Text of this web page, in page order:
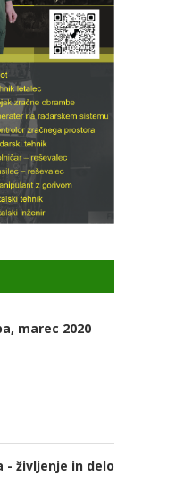
marec 2020
- življenje in delo